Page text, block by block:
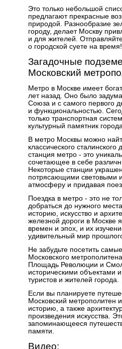
Это только небольшой
предлагают прекрасные
природой. Разнообразие
городу, делает Москву
и для жителей.
о городской суете на время!
Загадочные
Московский
Метро в Москве имеет
лет назад. Оно было
Союза и с самого первого
и функциональностью.
только транспортная
культурный памятник
В метро Москвы можно
классического
станция метро - это
сочетающее в себе
Некоторые станции
потрясающими световыми
атмосферу и придавая
Поездка в метро - это не
добраться до нужного
историю, искусство и
железной дороги в Москве
времен и эпох, и их
удивительный мир
Не забудьте посетить
Московского
Площадь Революции и
историческими объектами
туристов и жителей города.
Если вы планируете
Московский метрополитен
историю, а также
произведения искусства.
запоминающееся
памяти.
Видео: